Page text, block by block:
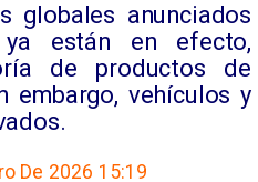
globales anunciados
están en efecto,
de productos de
embargo, vehículos y
De 2026 15:19